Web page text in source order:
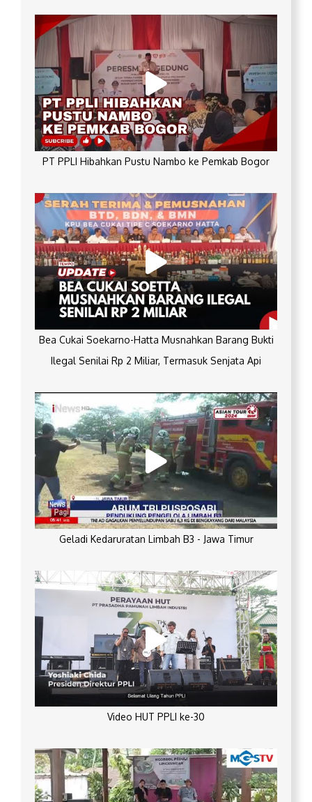
PT PPLI Hibahkan Pustu Nambo ke Pemkab Bogor
Bea Cukai Soekarno-Hatta Musnahkan Barang Bukti
Ilegal Senilai Rp 2 Miliar, Termasuk Senjata Api
Geladi Kedaruratan Limbah B3 - Jawa Timur
Video HUT PPLI ke-30